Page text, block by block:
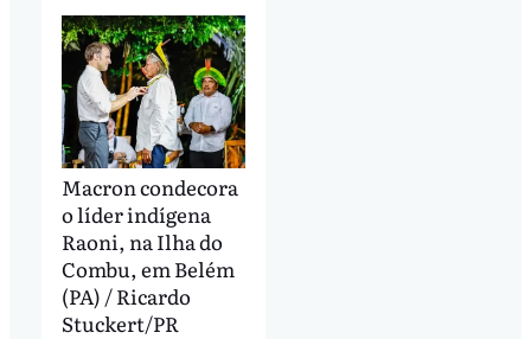
Macron condecora
o líder indígena
Raoni, na Ilha do
Combu, em Belém
(PA) / Ricardo
Stuckert/PR